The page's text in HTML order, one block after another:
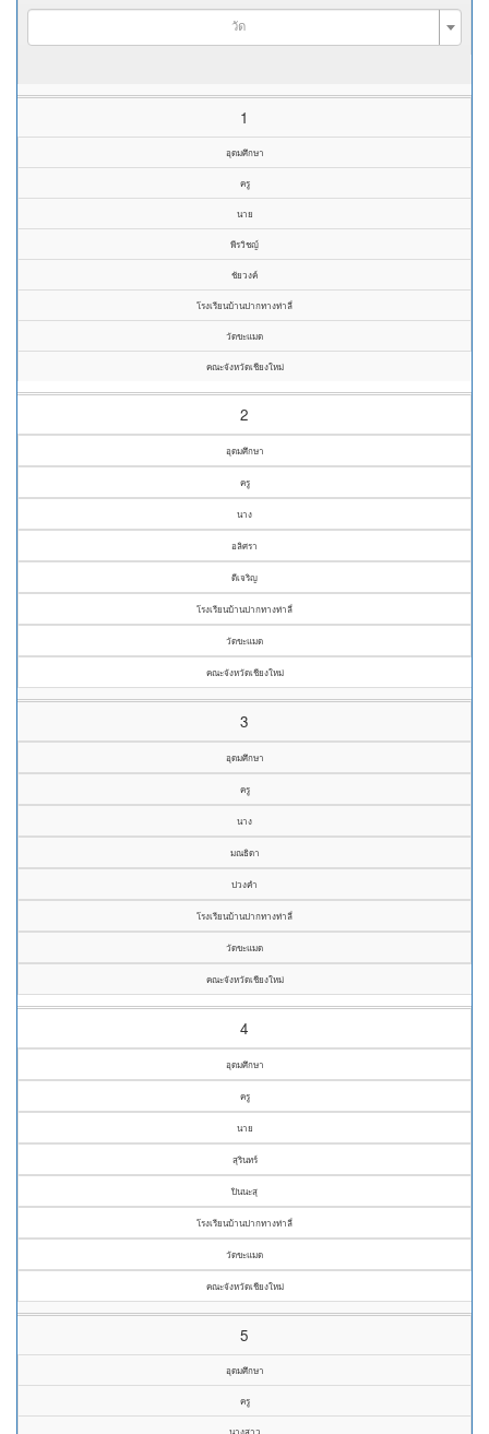
วัด
1
อุดมศึกษา
ครู
นาย
พีรวิชญ์
ชัยวงค์
โรงเรียนบ้านปากทางท่าลี่
วัดขะแมด
คณะจังหวัดเชียงใหม่
2
อุดมศึกษา
ครู
นาง
อลิศรา
ดีเจริญ
โรงเรียนบ้านปากทางท่าลี่
วัดขะแมด
คณะจังหวัดเชียงใหม่
3
อุดมศึกษา
ครู
นาง
มณธิดา
ปวงคำ
โรงเรียนบ้านปากทางท่าลี่
วัดขะแมด
คณะจังหวัดเชียงใหม่
4
อุดมศึกษา
ครู
นาย
สุรินทร์
ปินนะสุ
โรงเรียนบ้านปากทางท่าลี่
วัดขะแมด
คณะจังหวัดเชียงใหม่
5
อุดมศึกษา
ครู
นางสาว